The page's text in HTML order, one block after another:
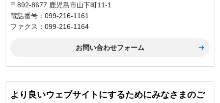
〒892-8677 鹿児島市山下町11-1
電話番号：099-216-1161
ファクス：099-216-1164
より良いウェブサイトにするためにみなさまのご